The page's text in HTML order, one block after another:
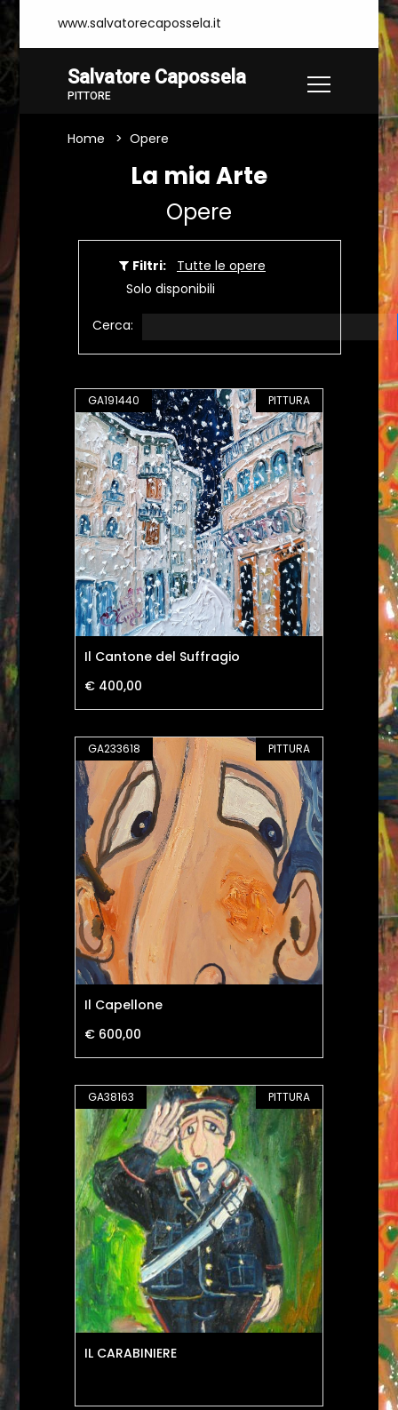
www.salvatorecapossela.it
Salvatore Capossela
PITTORE
Home Opere
La mia Arte
Opere
Filtri:
Tutte le opere
Solo disponibili
Cerca:
GA191440 PITTURA
Il Cantone del Suffragio
€ 400,00
GA233618 PITTURA
Il Capellone
€ 600,00
GA38163 PITTURA
IL CARABINIERE